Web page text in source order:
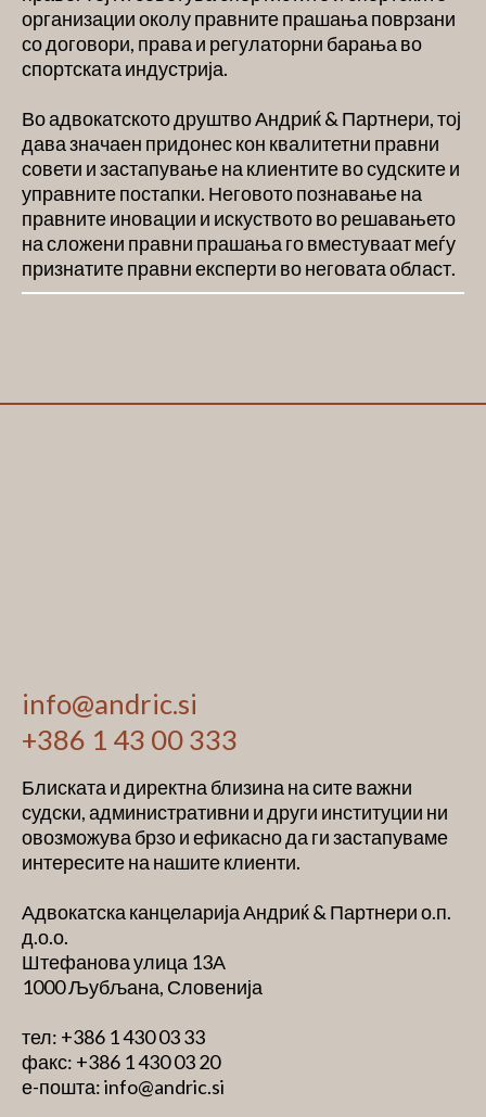
организации околу правните прашања поврзани
со договори, права и регулаторни барања во
спортската индустрија.
Во адвокатското друштво Андриќ & Партнери, тој
дава значаен придонес кон квалитетни правни
совети и застапување на клиентите во судските и
управните постапки. Неговото познавање на
правните иновации и искуството во решавањето
на сложени правни прашања го вместуваат меѓу
признатите правни експерти во неговата област.
info@andric.si
+386 1 43 00 333
Блиската и директна близина на сите важни
судски, административни и други институции ни
овозможува брзо и ефикасно да ги застапуваме
интересите на нашите клиенти.
Адвокатска канцеларија Андриќ & Партнери о.п.
д.о.о.
Штефанова улица 13А
1000 Љубљана, Словенија
тел: +386 1 430 03 33
факс: +386 1 430 03 20
е-пошта: info@andric.si